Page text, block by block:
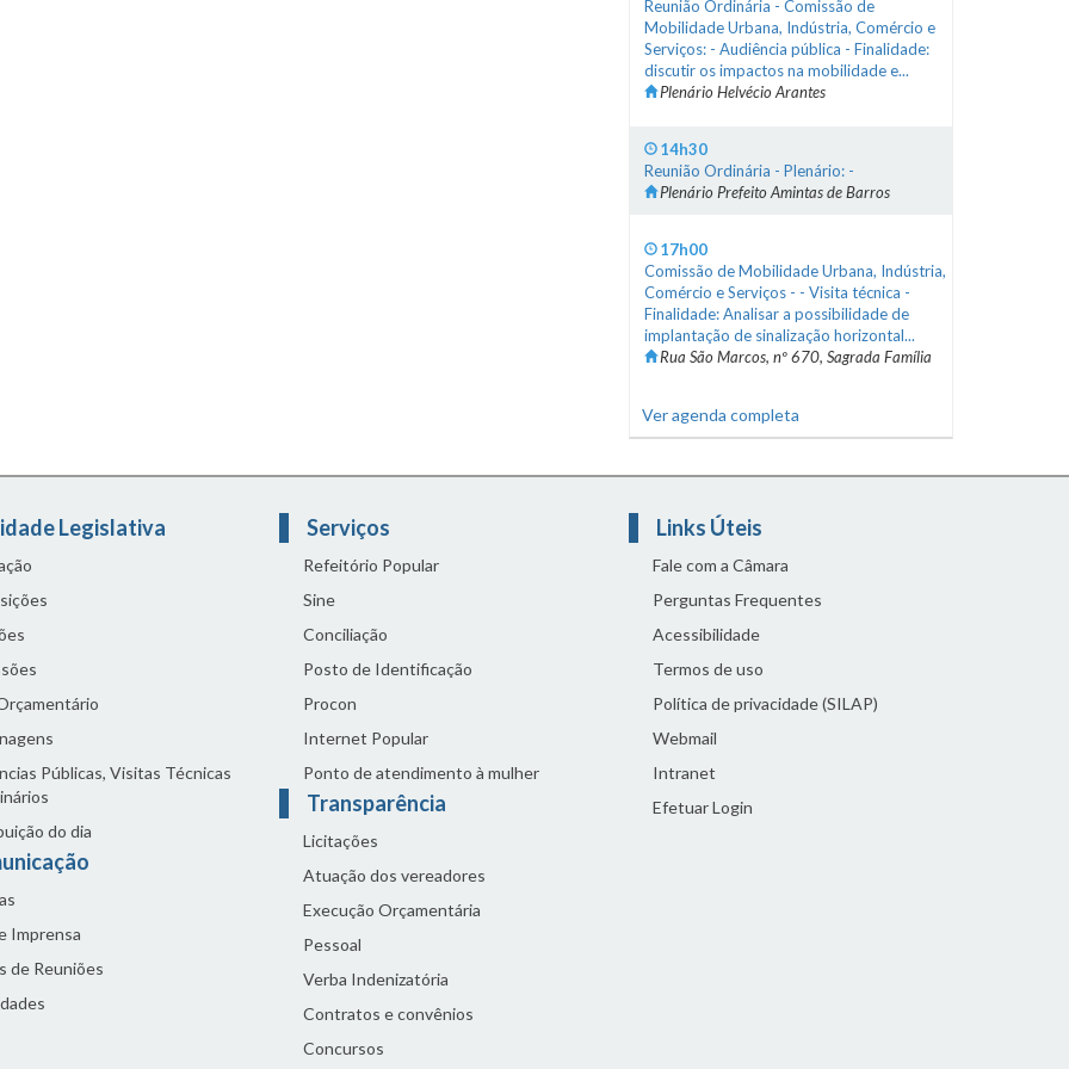
Reunião Ordinária - Comissão de
Mobilidade Urbana, Indústria, Comércio e
Serviços: - Audiência pública - Finalidade:
discutir os impactos na mobilidade e...
Plenário Helvécio Arantes
14h30
Reunião Ordinária - Plenário: -
Plenário Prefeito Amintas de Barros
17h00
Comissão de Mobilidade Urbana, Indústria,
Comércio e Serviços - - Visita técnica -
Finalidade: Analisar a possibilidade de
implantação de sinalização horizontal...
Rua São Marcos, nº 670, Sagrada Família
Ver agenda completa
Legislativa
Públicas, Visitas Técnicas
do dia
Imprensa
de Reuniões
Serviços
Refeitório Popular
Sine
Conciliação
Posto de Identificação
Procon
Internet Popular
Ponto de atendimento à mulher
Transparência
Licitações
Atuação dos vereadores
Execução Orçamentária
Pessoal
Verba Indenizatória
Contratos e convênios
Concursos
Links Úteis
Fale com a Câmara
Perguntas Frequentes
Acessibilidade
Termos de uso
Política de privacidade (SILAP)
Webmail
Intranet
Efetuar Login